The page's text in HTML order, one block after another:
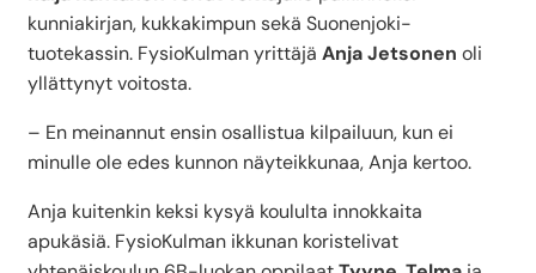
kunniakirjan, kukkakimpun sekä Suonenjoki-
tuotekassin. FysioKulman yrittäjä Anja Jetsonen oli
yllättynyt voitosta.
– En meinannut ensin osallistua kilpailuun, kun ei
minulle ole edes kunnon näyteikkunaa, Anja kertoo.
Anja kuitenkin keksi kysyä koululta innokkaita
apukäsiä. FysioKulman ikkunan koristelivat